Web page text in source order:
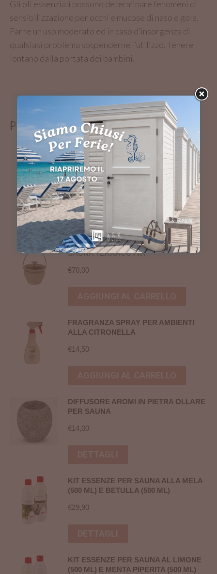
Gli oli essenziali possono determinare fenomeni di
sensibilizzazione per occhi e mucose di naso e gola.
Farne un uso moderato ed in caso d’insorgenza di
qualsiasi problema sospenderne l’utilizzo. Tenere
lontano dalla portata dei bambini.
PRODOTTI CORRELATI
OLIO ESSENZIALE PER SAUNA
FORESTA NORDICA (METSA) -
EMENDO
€12,00
AGGIUNGI AL CARRELLO
SGOCCIOLATOIO PER ESSENZE DA
SAUNA TERRACOTTA
€70,00
FRAGRANZA SPRAY PER AMBIENTI
ALLA CITRONELLA
€14,50
DIFFUSORE AROMI IN PIETRA OLLARE
PER SAUNA
€14,00
KIT ESSENZE PER SAUNA ALLA MELA
(500 ML) E BETULLA (500 ML)
€29,90
KIT ESSENZE PER SAUNA AL LIMONE
(500 ML) E MENTA PIPERITA (500 ML)